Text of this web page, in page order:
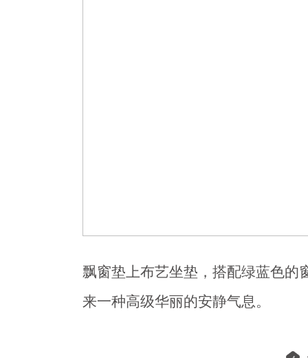
飘窗垫上布艺坐垫，搭配绿蓝色的
来一种高级华丽的安静气息。